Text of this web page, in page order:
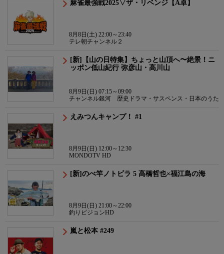
麻雀最強戦2025▽ザ・リベンジ【A卓】
8月8日(土) 22:00～23:40
テレ朝チャンネル２
[新]【山の日特集】ちょっと山頂へ〜絶景！ニ
ッポン低山紀行 弥彦山・高川山
8月9日(日) 07:15～09:00
チャンネル銀河 歴史ドラマ・サスペンス・日本のうた
えみつんキャンプ！ #1
8月9日(日) 12:00～12:30
MONDOTV HD
[新]のべ竿ノトビラ 5 高橋哲也×福江島の海
8月9日(日) 21:00～22:00
釣りビジョンHD
嵐と松本 #249